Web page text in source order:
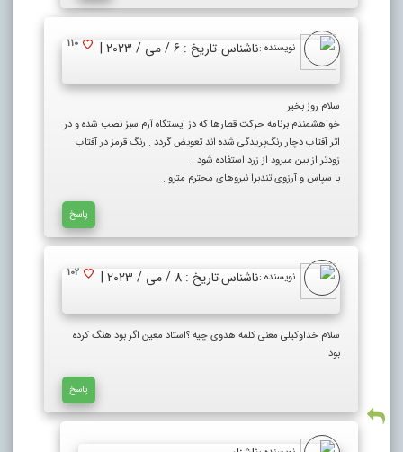
نویسنده :ناشناس تاریخ : 6 / می / 2023 | 110
سلام روز بخیر
خواهشمندم برنامه حرکت قطارها که دز ایستگاه آرم سبز نصب شده و در
اثر آفتاب دچار رنگ‌پریدگی شده اند تعویض گردد . رنگ قرمز در آفتاب
زودتر از بین میرود از زرد استفاده شود .
با سپاس و آرزوی تندبرا نیروهای محترم مترو .
پاسخ
نویسنده :ناشناستاریخ : 8 / می / 2023 | 102
سلام خداوکیلی معنی کلمه هدوی چیه ؟استاد معین اگر بود هنگ کرده
بود
پاسخ